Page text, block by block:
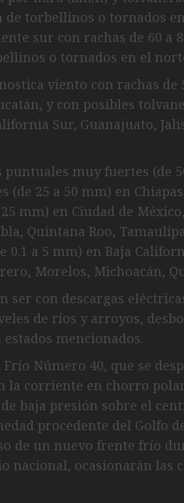
torbellinos o tornados
sur con rachas de 60 a
o tornados en el
viento con rachas de
y con posibles
Sur, Guanajuato,
puntuales muy fuertes (de
(de 25 a 50 mm) en
mm) en Ciudad de
Quintana Roo,
0.1 a 5 mm) en Baja
Morelos, Michoacán,
ser con descargas
de ríos y arroyos,
estados mencionados.
Número 40, que se
la corriente en chorro
baja presión sobre el
procedente del Golfo
de un nuevo frente frío
nacional, ocasionarán las